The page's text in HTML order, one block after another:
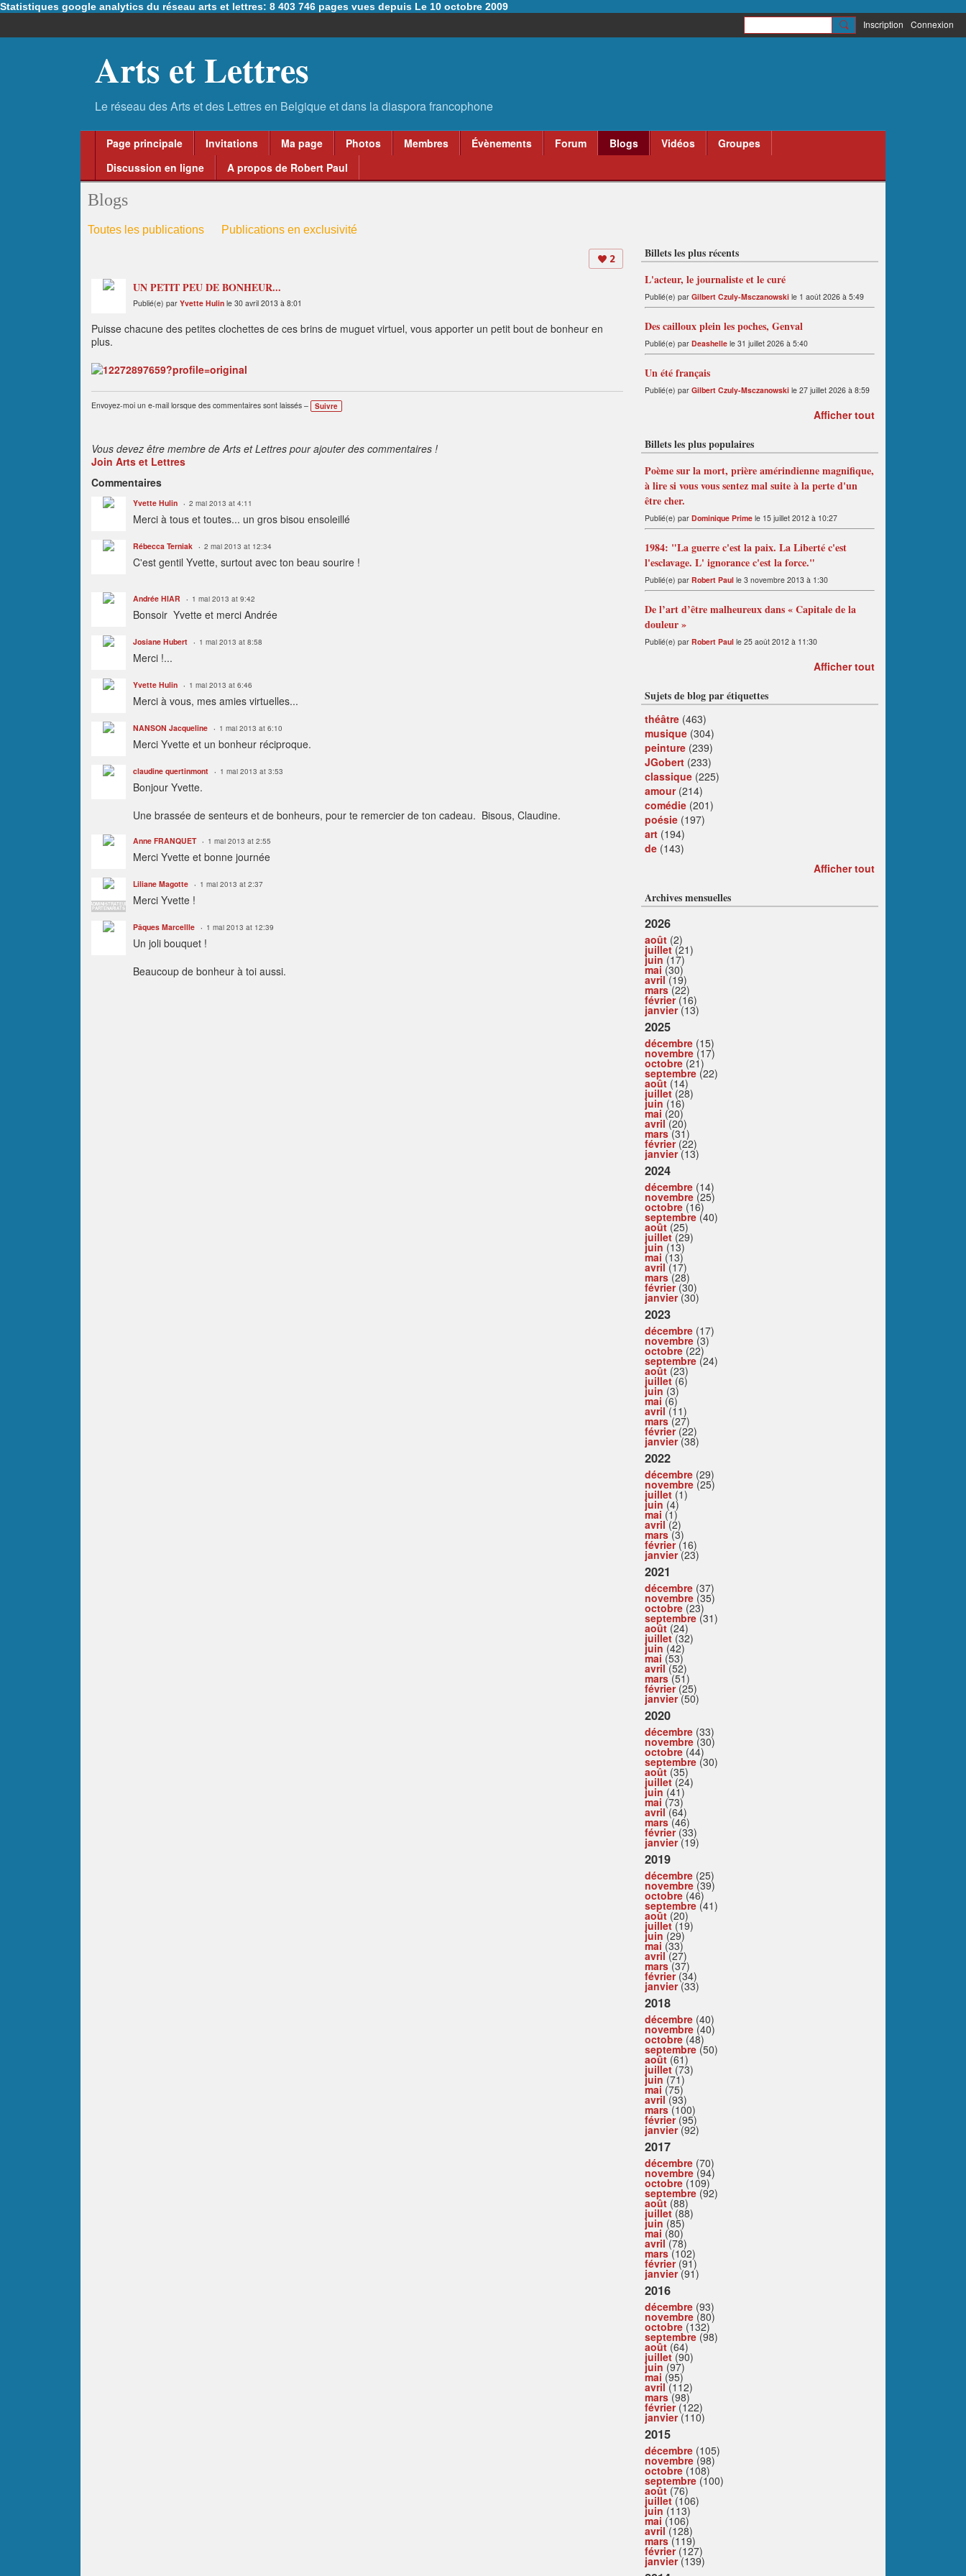
Statistiques google analytics du réseau arts et lettres: 8 403 746 pages vues depuis Le 10 octobre 2009
Inscription Connexion
Arts et Lettres
Page principale Invitations Ma page Photos Membres Évènements Forum Blogs Vidéos
Groupes
Discussion en ligne
A propos de Robert Paul
Blogs
Toutes les publications Publications en exclusivité
2
UN PETIT PEU DE BONHEUR...
Publié(e) par Yvette Hulin le 30 avril 2013 à 8:01
Puisse chacune des petites clochettes de ces brins de muguet virtuel, vous apporter un petit bout de bonheur en
plus.
Envoyez-moi un e-mail lorsque des commentaires sont laissés – Suivre
Vous devez être membre de Arts et Lettres pour ajouter des commentaires !
Join Arts et Lettres
Commentaires
Yvette Hulin 2 mai 2013 at 4:11
Merci à tous et toutes... un gros bisou ensoleillé
Rébecca Terniak 2 mai 2013 at 12:34
C'est gentil Yvette, surtout avec ton beau sourire !
Andrée HIAR 1 mai 2013 at 9:42
Bonsoir Yvette et merci Andrée
Josiane Hubert 1 mai 2013 at 8:58
Merci !...
Yvette Hulin 1 mai 2013 at 6:46
Merci à vous, mes amies virtuelles...
NANSON Jacqueline 1 mai 2013 at 6:10
Merci Yvette et un bonheur réciproque.
claudine quertinmont 1 mai 2013 at 3:53
Bonjour Yvette.
Une brassée de senteurs et de bonheurs, pour te remercier de ton cadeau. Bisous, Claudine.
Anne FRANQUET 1 mai 2013 at 2:55
Merci Yvette et bonne journée
ADMINISTRATEUR
PARTENARIATS
Liliane Magotte 1 mai 2013 at 2:37
Merci Yvette !
Pâques Marcellle 1 mai 2013 at 12:39
Un joli bouquet !
Beaucoup de bonheur à toi aussi.
Billets les plus récents
L'acteur, le journaliste et le curé
Publié(e) par Gilbert Czuly-Msczanowski le 1 août 2026 à 5:49
Des cailloux plein les poches, Genval
Publié(e) par Deashelle le 31 juillet 2026 à 5:40
Un été français
Publié(e) par Gilbert Czuly-Msczanowski le 27 juillet 2026 à 8:59
Afficher tout
Billets les plus populaires
Poème sur la mort, prière amérindienne magnifique,
à lire si vous vous sentez mal suite à la perte d'un
être cher.
Publié(e) par Dominique Prime le 15 juillet 2012 à 10:27
1984: "La guerre c'est la paix. La Liberté c'est
l'esclavage. L' ignorance c'est la force."
Publié(e) par Robert Paul le 3 novembre 2013 à 1:30
De l’art d’être malheureux dans « Capitale de la
douleur »
Publié(e) par Robert Paul le 25 août 2012 à 11:30
Afficher tout
Sujets de blog par étiquettes
théâtre (463)
musique (304)
peinture (239)
JGobert (233)
classique (225)
amour(214)
comédie (201)
poésie (197)
art (194)
de (143)
Afficher tout
Archives mensuelles
2026
août (2)
juillet(21)
juin (17)
mai (30)
avril(19)
mars(22)
février(16)
janvier(13)
2025
décembre (15)
novembre (17)
octobre (21)
septembre (22)
août (14)
juillet(28)
juin (16)
mai (20)
avril(20)
mars(31)
février(22)
janvier(13)
2024
décembre (14)
novembre (25)
octobre (16)
septembre (40)
août (25)
juillet(29)
juin (13)
mai (13)
avril(17)
mars(28)
février(30)
janvier(30)
2023
décembre (17)
novembre (3)
octobre (22)
septembre (24)
août (23)
juillet(6)
juin (3)
mai (6)
avril(11)
mars(27)
février(22)
janvier(38)
2022
décembre (29)
novembre (25)
juillet (1)
juin (4)
mai (1)
avril(2)
mars(3)
février(16)
janvier(23)
2021
décembre (37)
novembre (35)
octobre (23)
septembre (31)
août (24)
juillet(32)
juin (42)
mai (53)
avril(52)
mars(51)
février(25)
janvier(50)
2020
décembre (33)
novembre (30)
octobre (44)
septembre (30)
août (35)
juillet(24)
juin (41)
mai (73)
avril(64)
mars(46)
février(33)
janvier(19)
2019
décembre (25)
novembre (39)
octobre (46)
septembre (41)
août (20)
juillet(19)
juin (29)
mai (33)
avril(27)
mars(37)
février(34)
janvier(33)
2018
décembre (40)
novembre (40)
octobre (48)
septembre (50)
août (61)
juillet(73)
juin (71)
mai (75)
avril(93)
mars(100)
février(95)
janvier(92)
2017
décembre (70)
novembre (94)
octobre (109)
septembre (92)
août (88)
juillet(88)
juin (85)
mai (80)
avril(78)
mars(102)
février(91)
janvier(91)
2016
décembre (93)
novembre (80)
octobre (132)
septembre (98)
août (64)
juillet(90)
juin (97)
mai (95)
avril(112)
mars(98)
février(122)
janvier(110)
2015
décembre (105)
novembre (98)
octobre (108)
septembre (100)
août (76)
juillet(106)
juin (113)
mai (106)
avril(128)
mars(119)
février(127)
janvier(139)